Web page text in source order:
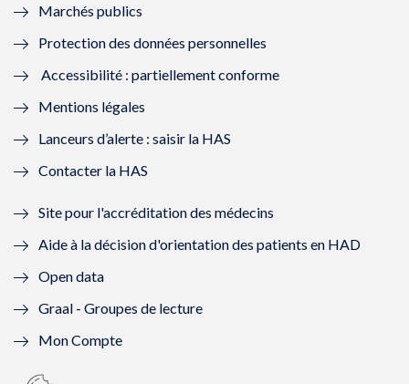
n
ê
t
r
e
)
n
ê
r
)
ê
t
e
ê
)
Marchés publics
Protection des données personnelles
Accessibilité : partiellement conforme
Mentions légales
Lanceurs d’alerte : saisir la HAS
Contacter la HAS
Site pour l'accréditation des médecins
Aide à la décision d'orientation des patients en HAD
Open data
Graal - Groupes de lecture
Mon Compte